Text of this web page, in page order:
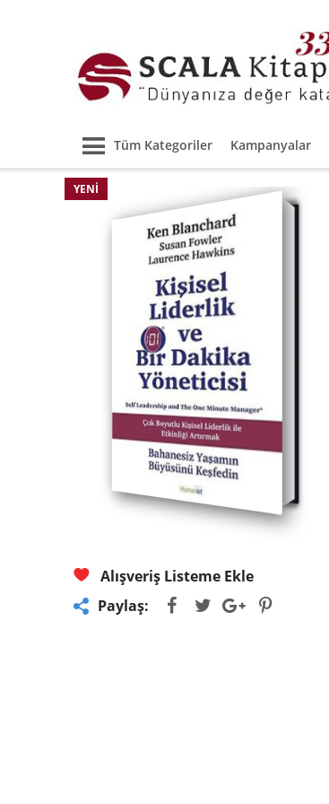
Tüm Kategoriler Kampanyalar
YENI
Alışveriş Listeme Ekle
Paylaş: